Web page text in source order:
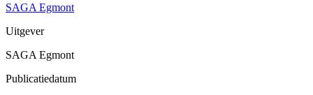
SAGA Egmont
Uitgever
SAGA Egmont
Publicatiedatum